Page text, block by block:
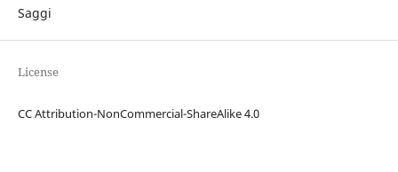
Saggi
License
CC Attribution-NonCommercial-ShareAlike 4.0